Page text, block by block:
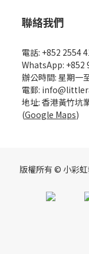
聯絡我們
電話: +852 2554
WhatsApp: +852
辦公時間: 星期一
電郵:
地址: 香港黃竹坑
(Google Maps)
版權所有 © 小彩